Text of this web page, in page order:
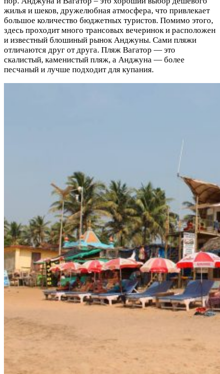
жилья и шеков, дружелюбная атмосфера, что привлекает
большое количество бюджетных туристов. Помимо этого,
здесь проходит много трансовых вечеринок и расположен
и известный блошиный рынок Анджуны. Сами пляжи
отличаются друг от друга. Пляж Вагатор — это
скалистый, каменистый пляж, а Анджуна — более
песчаный и лучше подходит для купания.